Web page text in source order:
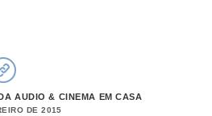
AUDIO & CINEMA EM CASA
DE 2015